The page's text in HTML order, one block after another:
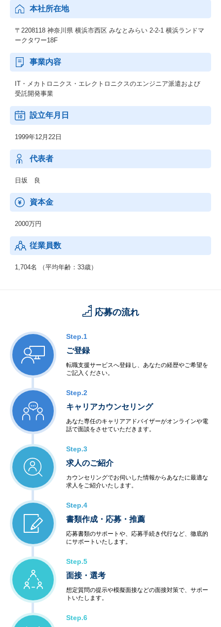
■ラジオNIKKEI「ザ・マネー～火曜日 櫻井英明のかぶてつ」に出
演しました
https://www.radionikkei.jp/themoney/20230801.html
■神奈川県が発行する「グリーンボンド」への投資について
https://contents.xj-storage.jp/xcontents/AS04773/7f229ef7/e357/
本社所在地
〒2208118 神奈川県 横浜市西区 みなとみらい 2-2-1 横浜ランドマ
ークタワー18F
事業内容
IT・メカトロニクス・エレクトロニクスのエンジニア派遣および
受託開発事業
設立年月日
1999年12月22日
代表者
日坂 良
資本金
2000万円
従業員数
1,704名 （平均年齢：33歳）
応募の流れ
Step.1
ご登録
転職支援サービスへ登録し、あなたの経歴やご希望を
ご記入ください。
Step.2
キャリアカウンセリング
あなた専任のキャリアアドバイザーがオンラインや電
話で面談をさせていただきます。
Step.3
求人のご紹介
カウンセリングでお伺いした情報からあなたに最適な
求人をご紹介いたします。
Step.4
書類作成・応募・推薦
応募書類のサポートや、応募手続き代行など、徹底的
にサポートいたします。
Step.5
面接・選考
想定質問の提示や模擬面接などの面接対策で、サポー
トいたします。
Step.6